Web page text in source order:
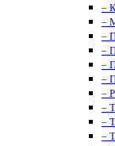
–
–
–
–
–
–
–
–
–
–